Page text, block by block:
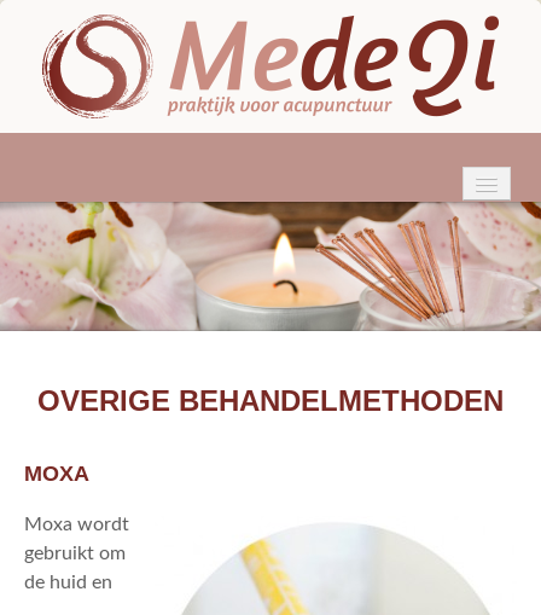
HOME
WIE BEN IK?
ACUPUNCTUUR
ACTUEEL
OVERIGE BEHANDELMETHODEN
MOXA
Moxa wordt
gebruikt om
de huid en